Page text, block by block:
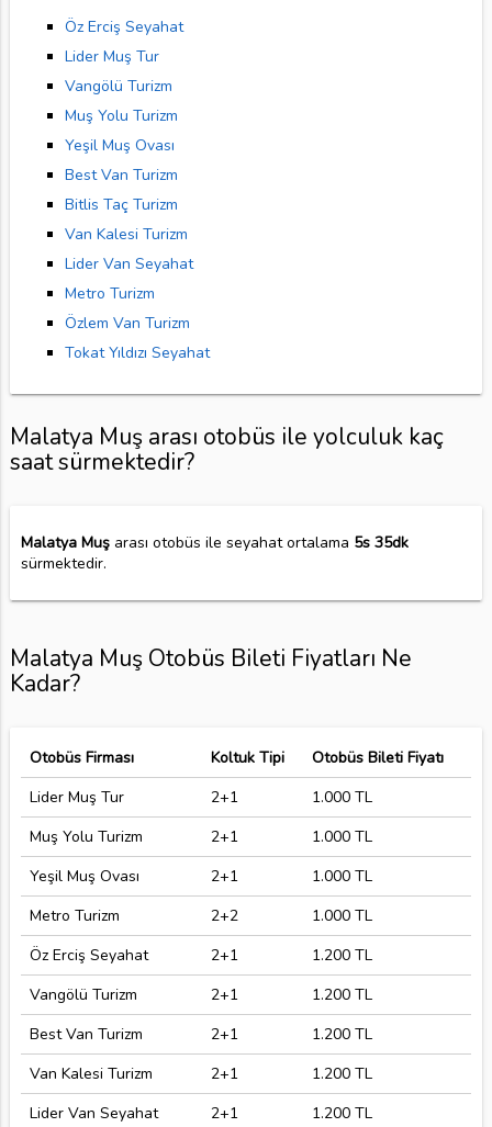
Öz Erciş Seyahat
Lider Muş Tur
Vangölü Turizm
Muş Yolu Turizm
Yeşil Muş Ovası
Best Van Turizm
Bitlis Taç Turizm
Van Kalesi Turizm
Lider Van Seyahat
Metro Turizm
Özlem Van Turizm
Tokat Yıldızı Seyahat
Malatya Muş arası otobüs ile yolculuk kaç
saat sürmektedir?
Malatya Muşarası otobüs ile seyahat ortalama 5s 35dk
sürmektedir.
Malatya Muş Otobüs Bileti Fiyatları Ne
Kadar?
Otobüs Firması Koltuk Tipi
Otobüs Bileti Fiyatı
Lider Muş Tur
2+1
1.000 TL
Muş Yolu Turizm
2+1
1.000 TL
Yeşil Muş Ovası
2+1
1.000 TL
Metro Turizm
2+2
1.000 TL
Öz Erciş Seyahat
2+1
1.200 TL
Vangölü Turizm
2+1
1.200 TL
Best Van Turizm
2+1
1.200 TL
Van Kalesi Turizm
2+1
1.200 TL
Lider Van Seyahat
2+1
1.200 TL